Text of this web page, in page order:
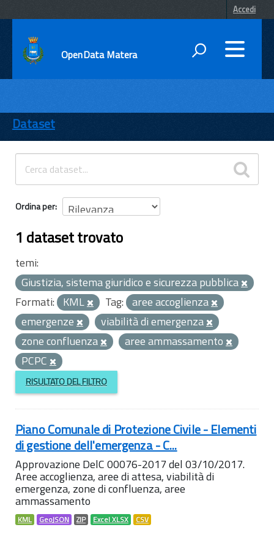
Accedi
OpenData Matera
ENTI
TEMI
INFORMAZIONI
Dataset
Ordina per
1 dataset trovato
temi:
Giustizia, sistema giuridico e sicurezza pubblica
Formati: KML Tag: aree accoglienza
emergenze
viabilità di emergenza
zone confluenza
aree ammassamento
PCPC
RISULTATO DEL FILTRO
Piano Comunale di Protezione Civile - Elementi
di gestione dell'emergenza - C...
Approvazione DelC 00076-2017 del 03/10/2017.
Aree accoglienza, aree di attesa, viabilità di
emergenza, zone di confluenza, aree
ammassamento
KML GeoJSON ZIP Excel XLSX CSV